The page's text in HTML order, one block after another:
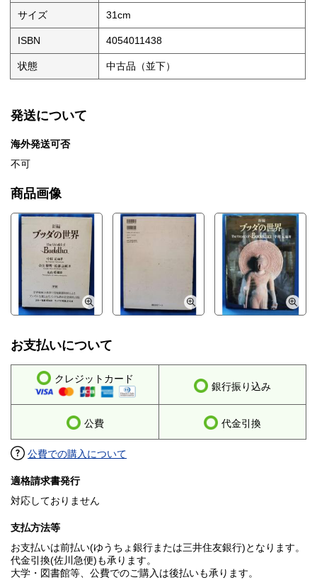
サイズ 31cm
ISBN 4054011438
状態 中古品（並下）
発送について
海外発送可否
不可
商品画像
お支払いについて
クレジットカード
銀行振り込み
公費 代金引換
公費での購入について
適格請求書発行
対応しておりません
支払方法等
お支払いは前払い(ゆうちょ銀行または三井住友銀行)となります。
代金引換(佐川急便)も承ります。
大学・図書館等、公費でのご購入は後払いも承ります。